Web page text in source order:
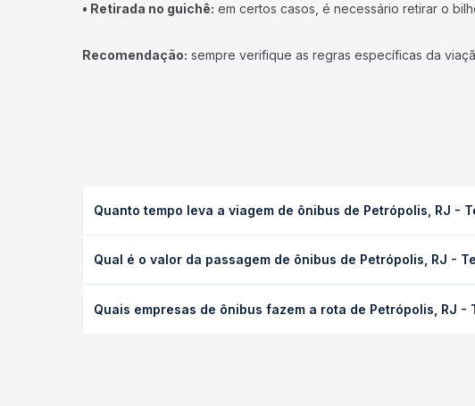
• Retirada no guichê: em certos casos, é necessário retirar o
Recomendação: sempre verifique as regras específicas da
Quanto tempo leva a viagem de ônibus de Petrópolis, RJ -
serviço (convencional, executivo ou leito) e as condições de
Qual é o valor da passagem de ônibus de Petrópolis, RJ -
viagem, a empresa, o tipo de poltrona e a antecedência da
Quais empresas de ônibus fazem a rota de Petrópolis, RJ